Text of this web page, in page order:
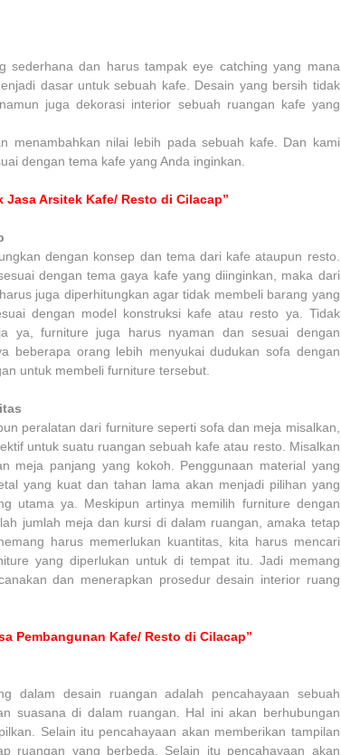
sederhana dan harus tampak eye catching yang mana
dasar untuk sebuah kafe. Desain yang bersih tidak
juga dekorasi interior sebuah ruangan kafe yang
menambahkan nilai lebih pada sebuah kafe. Dan kami
dengan tema kafe yang Anda inginkan.
Jasa Arsitek Kafe/ Resto di Cilacap”
dengan konsep dan tema dari kafe ataupun resto.
dengan tema gaya kafe yang diinginkan, maka dari
juga diperhitungkan agar tidak membeli barang yang
dengan model konstruksi kafe atau resto ya. Tidak
ya, furniture juga harus nyaman dan sesuai dengan
beberapa orang lebih menyukai dudukan sofa dengan
untuk membeli furniture tersebut.
peralatan dari furniture seperti sofa dan meja misalkan,
untuk suatu ruangan sebuah kafe atau resto. Misalkan
meja panjang yang kokoh. Penggunaan material yang
yang kuat dan tahan lama akan menjadi pilihan yang
utama ya. Meskipun artinya memilih furniture dengan
jumlah meja dan kursi di dalam ruangan, amaka tetap
harus memerlukan kuantitas, kita harus mencari
yang diperlukan untuk di tempat itu. Jadi memang
dan menerapkan prosedur desain interior ruang
Pembangunan Kafe/ Resto di Cilacap”
dalam desain ruangan adalah pencahayaan sebuah
suasana di dalam ruangan. Hal ini akan berhubungan
Selain itu pencahayaan akan memberikan tampilan
ruangan yang berbeda. Selain itu pencahayaan akan